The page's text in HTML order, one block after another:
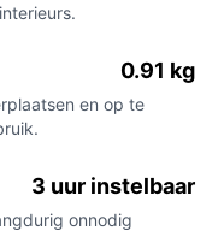
0.91 kg
en op te
3 uur instelbaar
onnodig